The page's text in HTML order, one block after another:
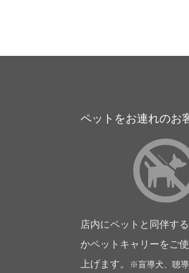
ペットをお連れのお
店内にペットと同伴す
かペットキャリーをご
上げます。
※盲導犬、聴導